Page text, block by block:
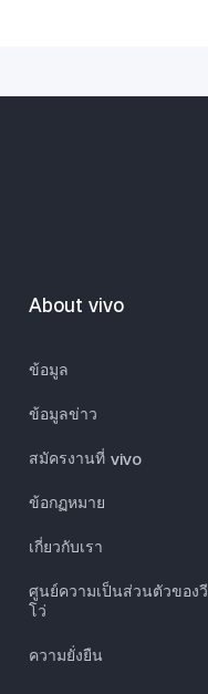
About vivo
ข้อมูล
ข้อมูลข่าว
สมัครงานที่ vivo
ข้อกฏหมาย
เกี่ยวกับเรา
ศูนย์ความเป็นส่วนตัวของวี
โว่
ความยั่งยืน